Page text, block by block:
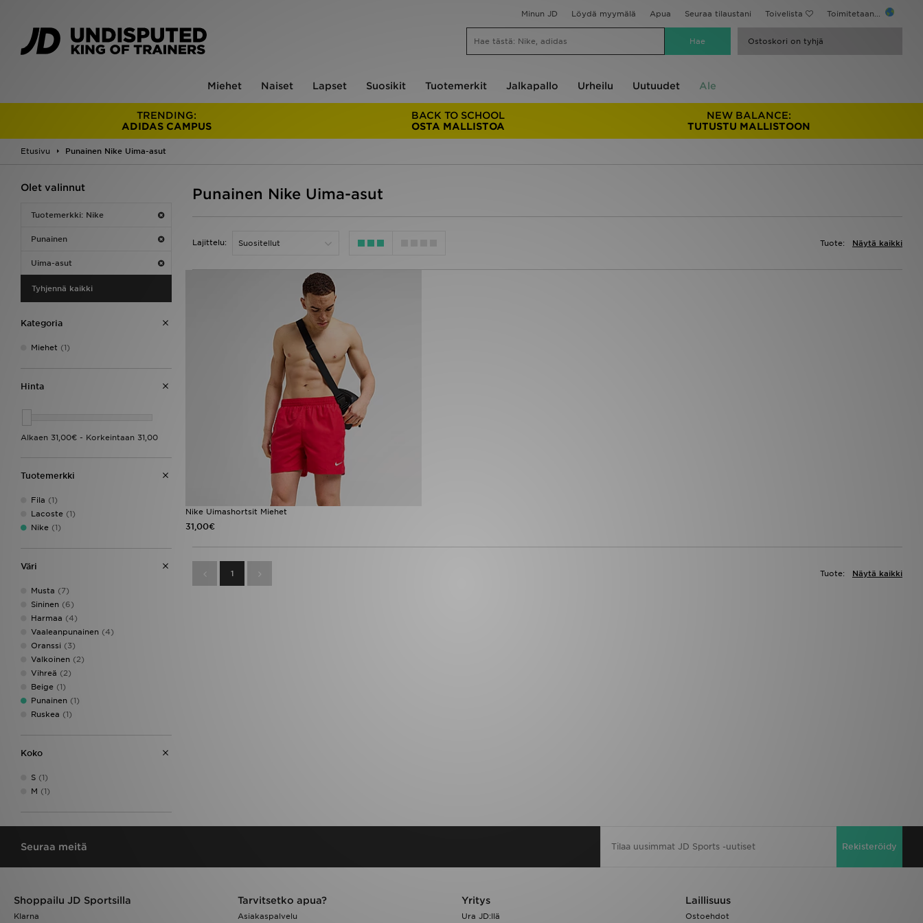
Minun JD Löydä myymälä Apua Seuraa tilaustani Toivelista Toimitetaan...
Ostoskori on tyhjä
Miehet Naiset Lapset Suosikit Tuotemerkit Jalkapallo Urheilu Uutuudet Ale
TRENDING:
ADIDAS CAMPUS
BACK TO SCHOOL
OSTA MALLISTOA
NEW BALANCE:
TUTUSTU MALLISTOON
Etusivu Punainen Nike Uima-asut
Olet valinnut
Tuotemerkki: Nike
Punainen
Uima-asut
Tyhjennä kaikki
Kategoria
Miehet (1)
Hinta
Tuotemerkki
Fila (1)
Lacoste (1)
Nike (1)
Väri
Musta (7)
Sininen (6)
Harmaa (4)
Vaaleanpunainen (4)
Oranssi (3)
Valkoinen (2)
Vihreä (2)
Beige (1)
Punainen (1)
Ruskea (1)
Koko
S (1)
M (1)
Punainen Nike Uima-asut
Lajittelu: Näytä kaikki
Tuote:
Nike Uimashortsit Miehet
31,00€
1 Näytä kaikki
Tuote:
Seuraa meitä Rekisteröidy
Shoppailu JD Sportsilla
Klarna
Tarvitsetko apua?
Asiakaspalvelu
Yritys
Ura JD:llä
Laillisuus
Ostoehdot